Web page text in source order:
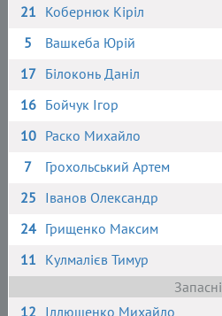
21 Кобернюк Кіріл
5
Вашкеба Юрій
17 Білоконь Даніл
16 Бойчук Ігор
10 Раско Михайло
7
Грохольський Артем
25 Іванов Олександр
24 Грищенко Максим
11 Кулмалієв Тимур
Запасні
12 Іллющенко Михайло